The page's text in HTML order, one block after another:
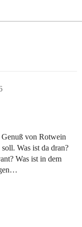
Genuß von Rotwein
Was ist da dran?
Was ist in dem